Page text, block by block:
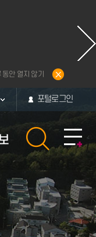
동안 열지 않기
포털로그인